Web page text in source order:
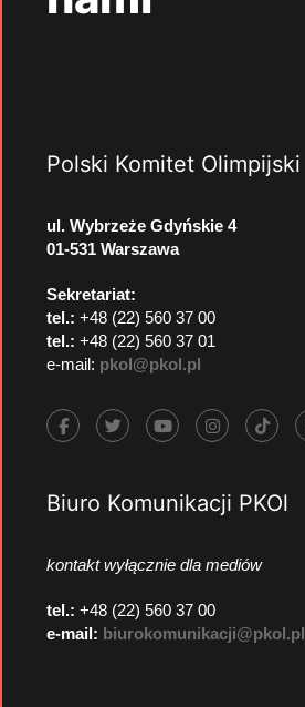
Polski Komitet Olimpijski
ul. Wybrzeże Gdyńskie 4
01-531 Warszawa
Sekretariat:
tel.: +48 (22) 560 37 00
tel.: +48 (22) 560 37 01
e-mail: pkol@pkol.pl
Biuro Komunikacji PKOl
kontakt wyłącznie dla mediów
tel.: +48 (22) 560 37 00
e-mail: biurokomunikacji@pkol.pl